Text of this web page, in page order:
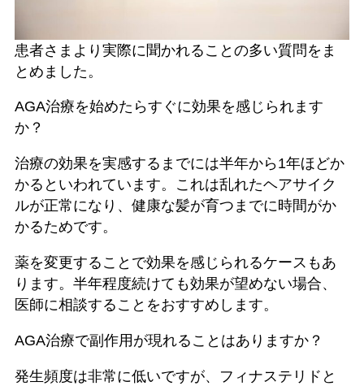
患者さまより実際に聞かれることの多い質問をま
とめました。
AGA治療を始めたらすぐに効果を感じられます
か？
治療の効果を実感するまでには半年から1年ほどか
かるといわれています。これは乱れたヘアサイク
ルが正常になり、健康な髪が育つまでに時間がか
かるためです。
薬を変更することで効果を感じられるケースもあ
ります。半年程度続けても効果が望めない場合、
医師に相談することをおすすめします。
AGA治療で副作用が現れることはありますか？
発生頻度は非常に低いですが、フィナステリドと